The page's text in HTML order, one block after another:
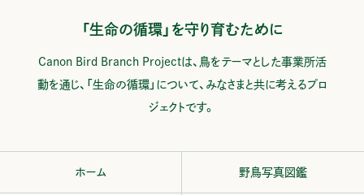
「生命の循環」を守り育むために
Canon Bird Branch Projectは、鳥をテーマとした事業所活
動を通じ、 「生命の循環」について、みなさまと共に考えるプロ
ジェクトです。
ホーム 野鳥写真図鑑